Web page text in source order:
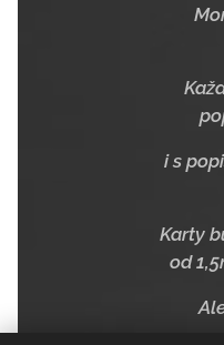
i s
Karty
od